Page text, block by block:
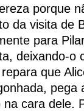
porque
da visita de
para
deixando-o
que
pega
na cara dele.